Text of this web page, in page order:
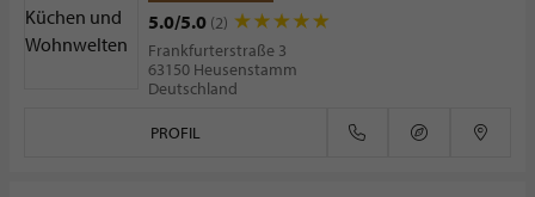
5.0/5.0 (2)
Frankfurterstraße 3
63150 Heusenstamm
Deutschland
PROFIL